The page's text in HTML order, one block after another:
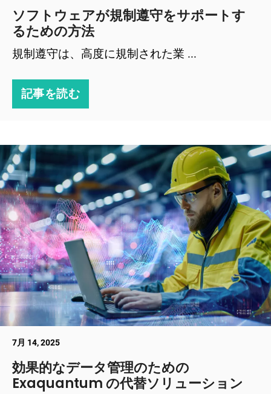
ソフトウェアが規制遵守をサポートす
るための方法
規制遵守は、高度に規制された業 ...
記事を読む
7月 14, 2025
効果的なデータ管理のための
Exaquantum の代替ソリューション